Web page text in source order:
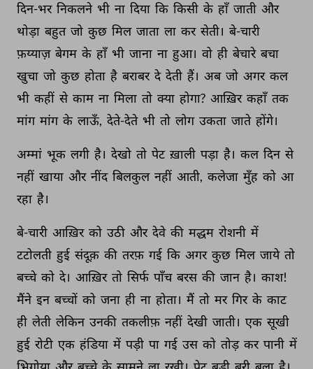
दिन-भर निकलने भी ना दिया कि किसी के हाँ जाती और
थोड़ा बहुत जो कुछ मिल जाता ला कर सेती। बे-चारी
फ़य्याज़ बेगम के हाँ भी जाना ना हुआ। वो ही बेचारे बचा
खुचा जो कुछ होता है बराबर दे देती हैं। अब जो अगर कल
भी कहीं से काम ना मिला तो क्या होगा? आख़िर कहाँ तक
मांग मांग के लाऊँ, देते-देते भी तो लोग उकता जाते होंगे।
अम्मां भूक लगी है। देखो तो पेट ख़ाली पड़ा है। कल दिन से
नहीं खाया और नींद बिलकुल नहीं आती, कलेजा मुँह को आ
रहा है।
बे-चारी आख़िर को उठी और देवे की मद्धम रोशनी में
टटोलती हुई संदूक़ की तरफ़ गई कि अगर कुछ मिल जाये तो
बच्चे को दे। आख़िर तो सिर्फ पाँच बरस की जान है। काश!
मैंने इन बच्चों को जना ही ना होता। मैं तो मर गिर के काट
ही लेती लेकिन उनकी तकलीफ़ नहीं देखी जाती। एक सूखी
हुई रोटी एक हंडिया में पड़ी पा गई उस को तोड़ कर पानी में